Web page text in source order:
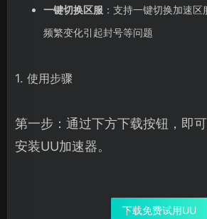
一键切换区服：支持一键切换加速区
频繁变化引起封号等问题
1. 使用步骤
第一步：通过下方下载按钮，即
安装UU加速器。
下载免费试用UU